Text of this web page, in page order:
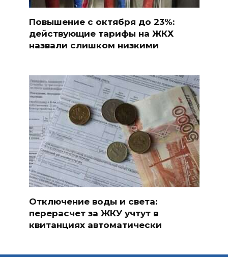
Повышение с октября до 23%:
действующие тарифы на ЖКХ
назвали слишком низкими
Отключение воды и света:
перерасчет за ЖКУ учтут в
квитанциях автоматически